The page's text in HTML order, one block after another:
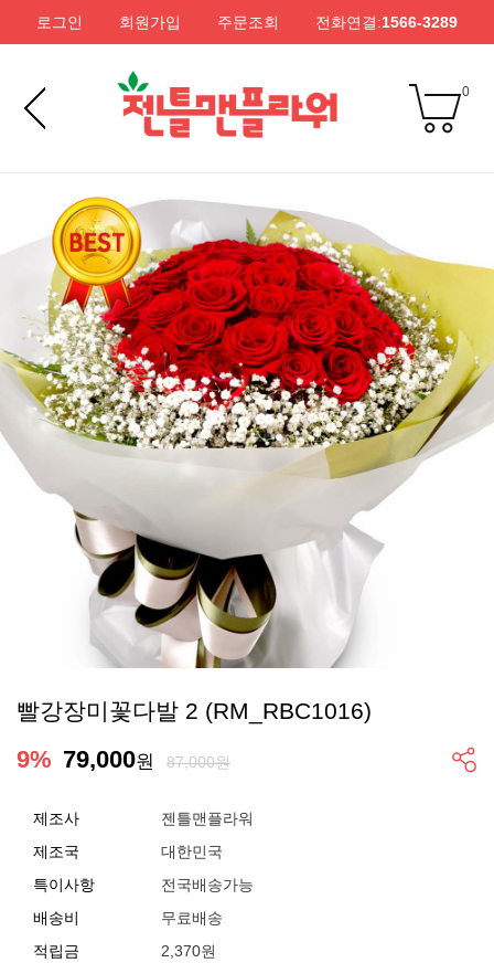
로그인 회원가입 주문조회 전화연결:1566-3289
0
빨강장미꽃다발 2 (RM_RBC1016)
9% 79,000원 87,000원
제조사
젠틀맨플라워
제조국
대한민국
특이사항
전국배송가능
배송비
무료배송
적립금
2,370원